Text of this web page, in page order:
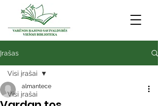
Įrašas
Visi įrašai
Visi įrašai
almantece